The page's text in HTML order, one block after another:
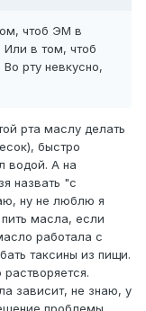
чтоб ЭМ в
Или в том, чтоб
рту невкусно,
рта маслу делать
быстро
водой. А на
назвать "с
ну не люблю я
масла, если
работала с
таксины из пищи.
зависит, не знаю, у